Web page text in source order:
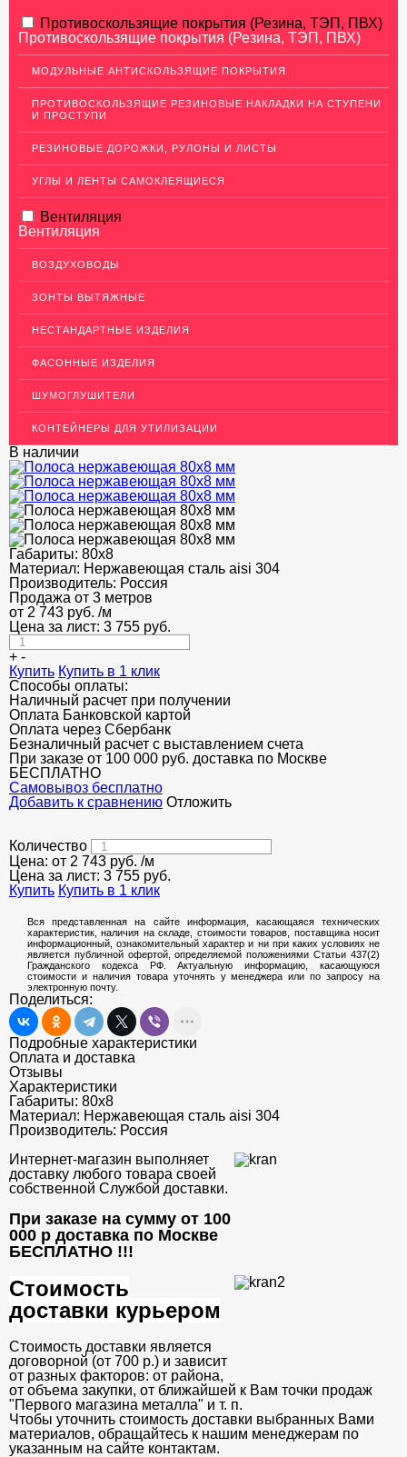
АЛЮМИНИЕВЫЙ ПРОКАТ
НЕРЖАВЕЮЩАЯ СТАЛЬ
Нержавеющие листы
Уголки из нержавеющей стали
Полоса из нержавейки
Нержавеющие трубы
ПВЛ-листы
Сетка из нержавейки
МЕДНЫЙ ПРОКАТ
ЛАТУННЫЙ ПРОКАТ
ДЕКОР НЕРЖАВЕЙКА
ОГРАЖДЕНИЯ ДЛЯ ЛЕСТНИЦ
ЭЛЕКТРОДЫ
ДЕКОРАТИВНЫЙ УГОЛОК
МЕТАЛЛИЧЕСКИЕ ПОРОГИ НАПОЛЬНЫЕ (ДЛЯ ПОЛА),
РАСКЛАДКА, ПЛИНТУС
ПОТОЛКИ
АКЦИИ
НЕДОРОГОЙ МЕТАЛЛОПРОКАТ
Противоскользящие покрытия (Резина, ТЭП, ПВХ)
Противоскользящие покрытия (Резина, ТЭП, ПВХ)
МОДУЛЬНЫЕ АНТИСКОЛЬЗЯЩИЕ ПОКРЫТИЯ
ПРОТИВОСКОЛЬЗЯЩИЕ РЕЗИНОВЫЕ НАКЛАДКИ НА СТУПЕНИ
И ПРОСТУПИ
РЕЗИНОВЫЕ ДОРОЖКИ, РУЛОНЫ И ЛИСТЫ
УГЛЫ И ЛЕНТЫ САМОКЛЕЯЩИЕСЯ
Вентиляция
Вентиляция
ВОЗДУХОВОДЫ
ЗОНТЫ ВЫТЯЖНЫЕ
НЕСТАНДАРТНЫЕ ИЗДЕЛИЯ
ФАСОННЫЕ ИЗДЕЛИЯ
ШУМОГЛУШИТЕЛИ
КОНТЕЙНЕРЫ ДЛЯ УТИЛИЗАЦИИ
В наличии
Габариты: 80х8
Материал: Нержавеющая сталь aisi 304
Производитель: Россия
Продажа от 3 метров
от 2 743 руб. /м
Цена за лист: 3 755 руб.
+ -
Купить Купить в 1 клик
Способы оплаты:
Наличный расчет при получении
Оплата Банковской картой
Оплата через Сбербанк
Безналичный расчет с выставлением счета
При заказе от 100 000 руб. доставка по Москве
БЕСПЛАТНО
Cамовывоз бесплатно
Добавить к сравнению Отложить
Количество
Цена: от 2 743 руб. /м
Цена за лист: 3 755 руб.
Купить Купить в 1 клик
Вся представленная на сайте информация, касающаяся технических
характеристик, наличия на складе, стоимости товаров, поставщика носит
информационный, ознакомительный характер и ни при каких условиях не
является публичной офертой, определяемой положениями Статьи 437(2)
Гражданского кодекса РФ. Актуальную информацию, касающуюся
стоимости и наличия товара уточнять у менеджера или по запросу на
электронную почту.
Поделиться:
Подробные характеристики
Оплата и доставка
Отзывы
Характеристики
Габариты: 80х8
Материал: Нержавеющая сталь aisi 304
Производитель: Россия
Интернет-магазин выполняет
доставку любого товара своей
собственной Службой доставки.
При заказе на сумму от 100
000 р доставка по Москве
БЕСПЛАТНО !!!
Стоимость
доставки курьером
Стоимость доставки является
договорной (от 700 р.) и зависит
от разных факторов: от района,
от объема закупки, от ближайшей к Вам точки продаж
"Первого магазина металла" и т. п.
Чтобы уточнить стоимость доставки выбранных Вами
материалов, обращайтесь к нашим менеджерам по
указанным на сайте контактам.